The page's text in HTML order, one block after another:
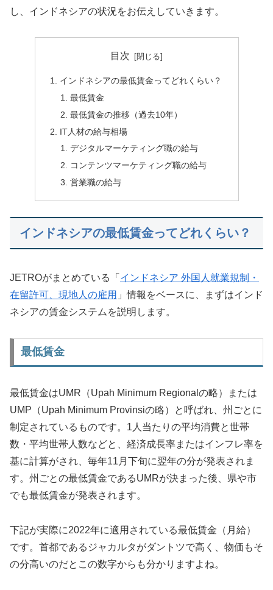
し、インドネシアの状況をお伝えしていきます。
目次
インドネシアの最低賃金ってどれくらい？
最低賃金
最低賃金の推移（過去10年）
IT人材の給与相場
デジタルマーケティング職の給与
コンテンツマーケティング職の給与
営業職の給与
インドネシアの最低賃金ってどれくらい？
JETROがまとめている「 インドネシア 外国人就業規制・
在留許可、現地人の雇用 」情報をベースに、まずはインド
ネシアの賃金システムを説明します。
最低賃金
最低賃金はUMR（Upah Minimum Regionalの略）または
UMP（Upah Minimum Provinsiの略）と呼ばれ、州ごとに
制定されているものです。1人当たりの平均消費と世帯
数・平均世帯人数などと、経済成長率またはインフレ率を
基に計算がされ、毎年11月下旬に翌年の分が発表されま
す。州ごとの最低賃金であるUMRが決まった後、県や市
でも最低賃金が発表されます。
下記が実際に2022年に適用されている最低賃金（月給）
です。首都であるジャカルタがダントツで高く、物価もそ
の分高いのだとこの数字からも分かりますよね。